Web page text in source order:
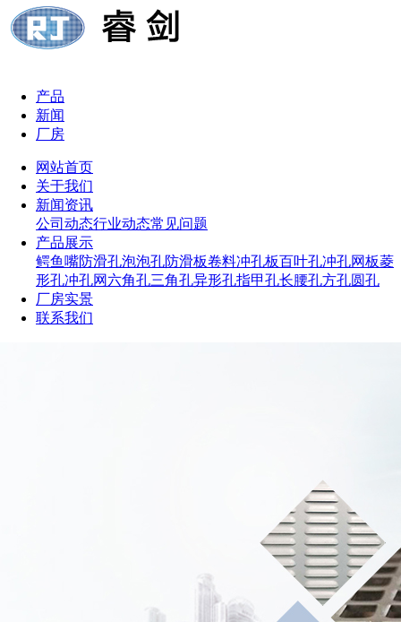
产品
新闻
厂房
网站首页
关于我们
新闻资讯
公司动态行业动态常见问题
产品展示
鳄鱼嘴防滑孔泡泡孔防滑板卷料冲孔板百叶孔冲孔网板菱
形孔冲孔网 六角孔三角孔异形孔指甲孔长腰孔方孔圆孔
厂房实景
联系我们